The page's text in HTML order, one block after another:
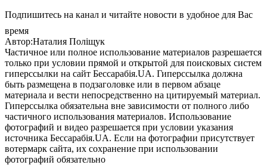
Подпишитесь на канал и читайте новости в удобное для Вас
время
Автор:Наталия Поліщук
Частичное или полное использование материалов разрешается
только при условии прямой и открытой для поисковых систем
гиперссылки на сайт Бессарабія.UA. Гиперссылка должна
быть размещена в подзаголовке или в первом абзаце
материала и вести непосредственно на цитируемый материал.
Гиперссылка обязательна вне зависимости от полного либо
частичного использования материалов. Использование
фотографий и видео разрешается при условии указания
источника Бессарабія.UA. Если на фотографии присутствует
вотермарк сайта, их сохранение при использовании
фотографий обязательно